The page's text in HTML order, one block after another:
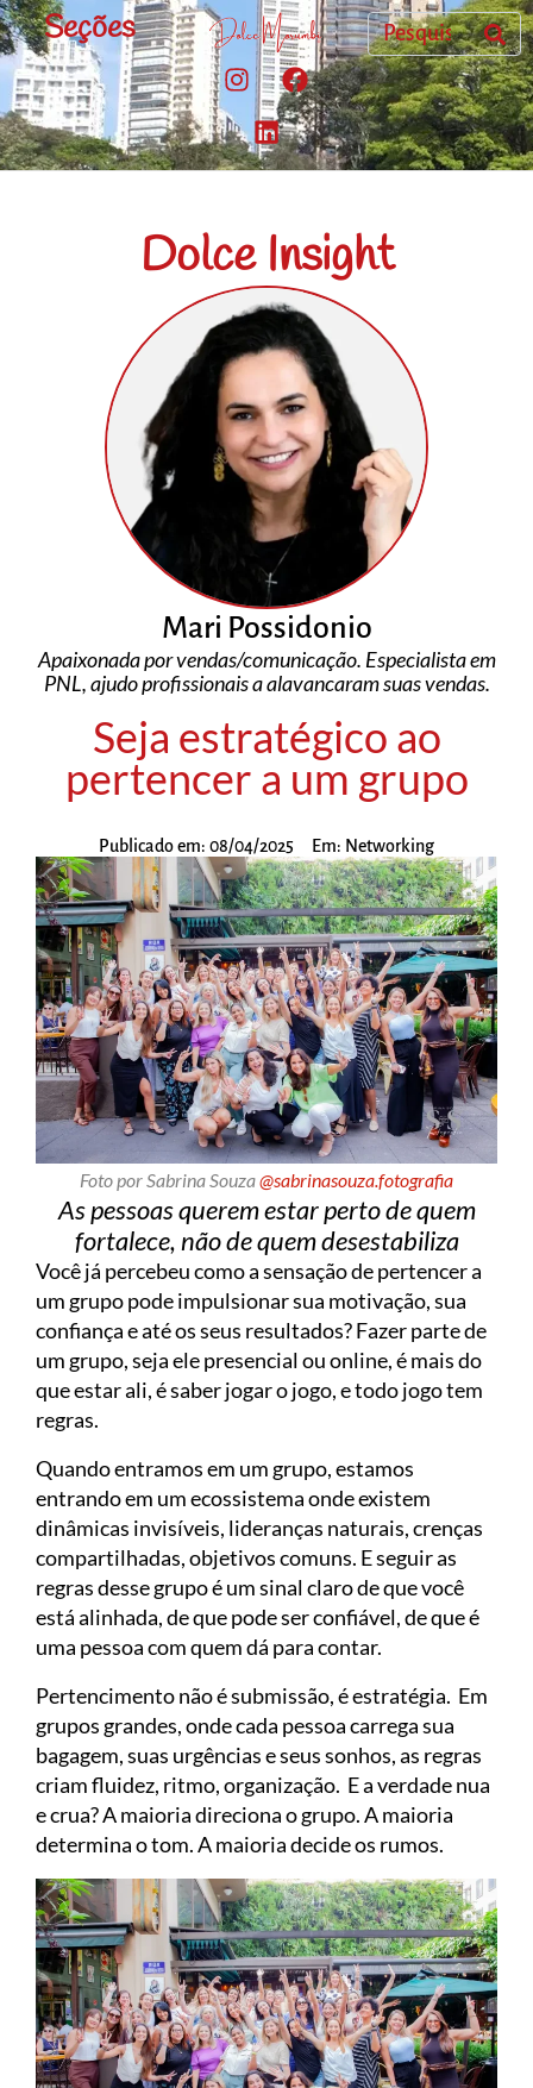
Seções
Dolce Insight
Mari Possidonio
Apaixonada por vendas/comunicação. Especialista em
PNL, ajudo profissionais a alavancaram suas vendas.
Seja estratégico ao
pertencer a um grupo
Publicado em: 08/04/2025 Em: Networking
Foto por Sabrina Souza@sabrinasouza.fotografia
As pessoas querem estar perto de quem
fortalece, não de quem desestabiliza
Você já percebeu como a sensação de pertencer a
um grupo pode impulsionar sua motivação, sua
confiança e até os seus resultados? Fazer parte de
um grupo, seja ele presencial ou online, é mais do
que estar ali, é saber jogar o jogo, e todo jogo tem
regras.
Quando entramos em um grupo, estamos
entrando em um ecossistema onde existem
dinâmicas invisíveis, lideranças naturais, crenças
compartilhadas, objetivos comuns. E seguir as
regras desse grupo é um sinal claro de que você
está alinhada, de que pode ser confiável, de que é
uma pessoa com quem dá para contar.
Pertencimento não é submissão, é estratégia. Em
grupos grandes, onde cada pessoa carrega sua
bagagem, suas urgências e seus sonhos, as regras
criam fluidez, ritmo, organização. E a verdade nua
e crua? A maioria direciona o grupo. A maioria
determina o tom. A maioria decide os rumos.